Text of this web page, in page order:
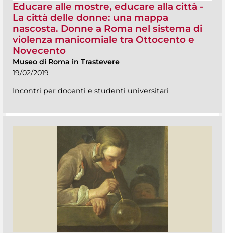
Educare alle mostre, educare alla città -
La città delle donne: una mappa
nascosta. Donne a Roma nel sistema di
violenza manicomiale tra Ottocento e
Novecento
Museo di Roma in Trastevere
19/02/2019
Incontri per docenti e studenti universitari